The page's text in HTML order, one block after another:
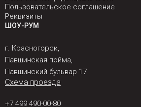
Пользовательское соглашение
Реквизиты
ШОУ-РУМ
г. Красногорск,
Павшинская пойма,
Павшинский бульвар 17
Схема проезда
+7 499 490-00-80